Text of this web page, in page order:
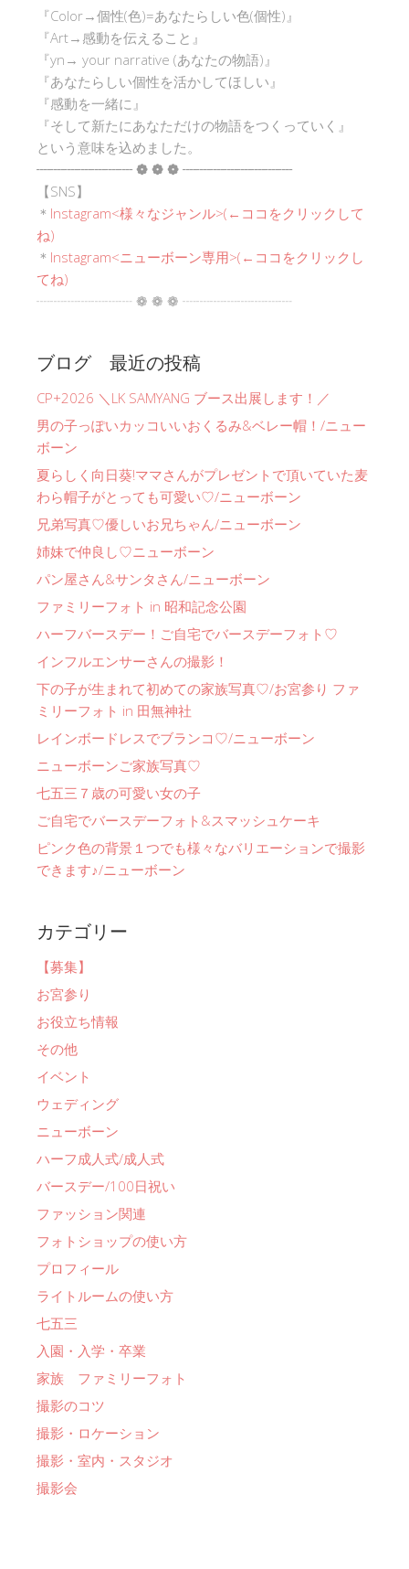
『Color→個性(色)=あなたらしい色(個性)』
『Art→感動を伝えること』
『yn→ your narrative (あなたの物語)』
『あなたらしい個性を活かしてほしい』
『感動を一緒に』
『そして新たにあなただけの物語をつくっていく』
という意味を込めました。
┈┈┈┈┈┈┈ ❁ ❁ ❁ ┈┈┈┈┈┈┈┈
【SNS】
＊ Instagram<様々なジャンル>(←ココをクリックして
ね)
＊ Instagram<ニューボーン専用>(←ココをクリックし
てね)
┈┈┈┈┈┈┈ ❁ ❁ ❁ ┈┈┈┈┈┈┈┈
ブログ 最近の投稿
CP+2026 ＼LK SAMYANG ブース出展します！／
男の子っぽいカッコいいおくるみ&ベレー帽！/ニュー
ボーン
夏らしく向日葵!ママさんがプレゼントで頂いていた麦
わら帽子がとっても可愛い♡/ニューボーン
兄弟写真♡優しいお兄ちゃん/ニューボーン
姉妹で仲良し♡ニューボーン
パン屋さん&サンタさん/ニューボーン
ファミリーフォト in 昭和記念公園
ハーフバースデー！ご自宅でバースデーフォト♡
インフルエンサーさんの撮影！
下の子が生まれて初めての家族写真♡/お宮参り ファ
ミリーフォト in 田無神社
レインボードレスでブランコ♡/ニューボーン
ニューボーンご家族写真♡
七五三７歳の可愛い女の子
ご自宅でバースデーフォト&スマッシュケーキ
ピンク色の背景１つでも様々なバリエーションで撮影
できます♪/ニューボーン
カテゴリー
【募集】
お宮参り
お役立ち情報
その他
イベント
ウェディング
ニューボーン
ハーフ成人式/成人式
バースデー/100日祝い
ファッション関連
フォトショップの使い方
プロフィール
ライトルームの使い方
七五三
入園・入学・卒業
家族 ファミリーフォト
撮影のコツ
撮影・ロケーション
撮影・室内・スタジオ
撮影会